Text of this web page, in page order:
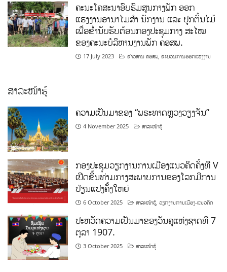
ຄະນະໂຄສະນາອົບຮົມສູນກາງພັກ ອອກ
ແຮງງານອານາໄມສໍາ ນັກງານ ແລະ ປູກຕົ້ນໄມ້
ເພື່ອຂໍ່ານັບຮັບຕ້ອນກອງປະຊຸມກາງ ສະໄໝ
ຂອງຄະນະບໍລິຫານງານພັກ ຄອສພ.
17 July 2023 ຂ່າວສານ ຄອສພ ,ຂະບວນການອອກແຮງງານ
ສາລະໜ້າຮູ້
ຄວາມເປັນມາຂອງ “ພຣະທາດຫຼວງວຽງຈັນ”
4 November 2025 ສາລະໜ້າຮູ້
ກອງປະຊຸມວຽກງານການເມືອງແນວຄິດຄັ້ງທີ V
ເປີດຂຶ້ນທ່າມກາງສະພາບການຂອງໂລກມີການ
ປ່ຽນແປງຄັ້ງໃຫຍ່
6 October 2025 ສາລະໜ້າຮູ້ ,ວຽກງານການເມືອງ-ແນວຄິດ
ປະຫວັດຄວາມເປັນມາຂອງວັນຄູແຫ່ງຊາດທີ 7
ຕຸລາ 1907.
3 October 2025 ສາລະໜ້າຮູ້